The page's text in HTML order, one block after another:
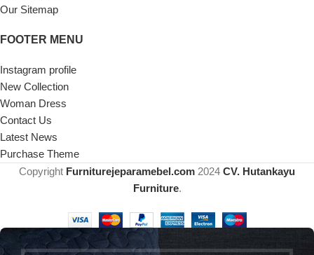
Our Sitemap
FOOTER MENU
Instagram profile
New Collection
Woman Dress
Contact Us
Latest News
Purchase Theme
Copyright Furniturejeparamebel.com 2024 CV. Hutankayu
Furniture.